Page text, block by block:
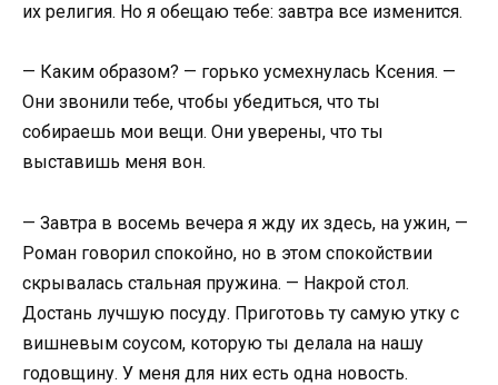
их религия. Но я обещаю тебе: завтра все изменится.
— Каким образом? — горько усмехнулась Ксения. —
Они звонили тебе, чтобы убедиться, что ты
собираешь мои вещи. Они уверены, что ты
выставишь меня вон.
— Завтра в восемь вечера я жду их здесь, на ужин, —
Роман говорил спокойно, но в этом спокойствии
скрывалась стальная пружина. — Накрой стол.
Достань лучшую посуду. Приготовь ту самую утку с
вишневым соусом, которую ты делала на нашу
годовщину. У меня для них есть одна новость.